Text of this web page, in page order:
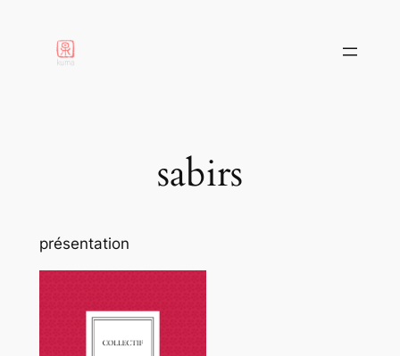
contenu
sabirs
présentation